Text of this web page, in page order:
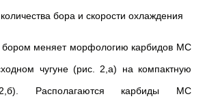
бора и скорости охлаждения
бором меняет морфологию карбидов МС
чугуне (рис. 2,а) на компактную
Располагаются карбиды МС